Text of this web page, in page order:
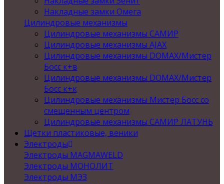
Накладные замки Омега
Цилиндровые механизмы
Цилиндровые механизмы САМИР
Цилиндровые механизмы AJAX
Цилиндровые механизмы DOMAX/Мистер
Босс к+в
Цилиндровые механизмы DOMAX/Мистер
Босс к+к
Цилиндровые механизмы Мистер Босс со
смещенным центром
Цилиндровые механизмы САМИР ЛАТУНЬ
Щетки пластиковые, веники
Электроды
Электроды MAGMAWELD
Электроды МОНОЛИТ
Электроды МЭЗ